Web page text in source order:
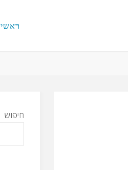
ראשי
חיפוש